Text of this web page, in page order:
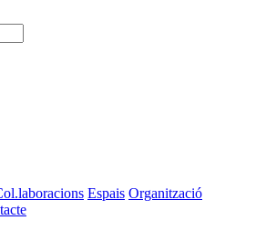
Espais Organització